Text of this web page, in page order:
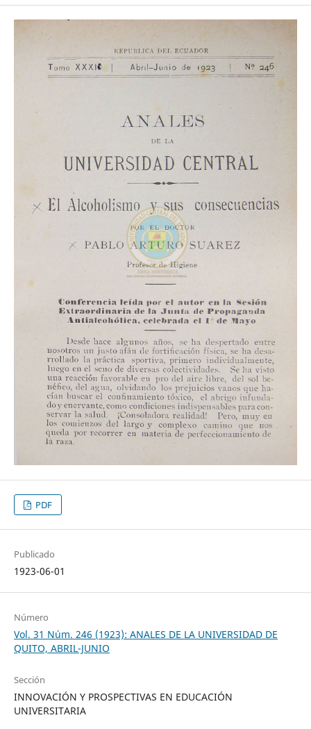
PDF
Publicado
1923-06-01
Número
Vol. 31 Núm. 246 (1923): ANALES DE LA UNIVERSIDAD DE
QUITO, ABRIL-JUNIO
Sección
INNOVACIÓN Y PROSPECTIVAS EN EDUCACIÓN
UNIVERSITARIA